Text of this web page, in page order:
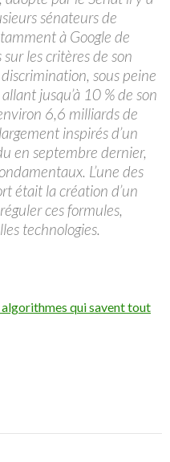
sénateurs de
à Google de
les critères de son
sous peine
jusqu’à 10 % de son
6,6 milliards de
inspirés d’un
en septembre dernier,
L’une des
était la création d’un
ces formules,
technologies.
qui savent tout